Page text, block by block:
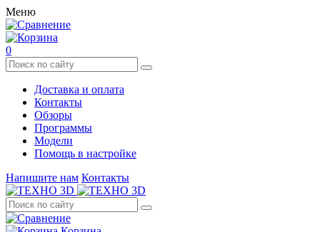
Меню
0
Доставка и оплата
Контакты
Обзоры
Программы
Модели
Помощь в настройке
Напишите нам Контакты